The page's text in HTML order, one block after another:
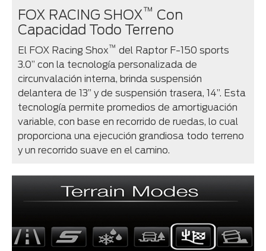
FOX RACING SHOX™ Con
Capacidad Todo Terreno
El FOX Racing Shox™ del Raptor F-150 sports
3.0” con la tecnología personalizada de
circunvalación interna, brinda suspensión
delantera de 13” y de suspensión trasera, 14”. Esta
tecnología permite promedios de amortiguación
variable, con base en recorrido de ruedas, lo cual
proporciona una ejecución grandiosa todo terreno
y un recorrido suave en el camino.